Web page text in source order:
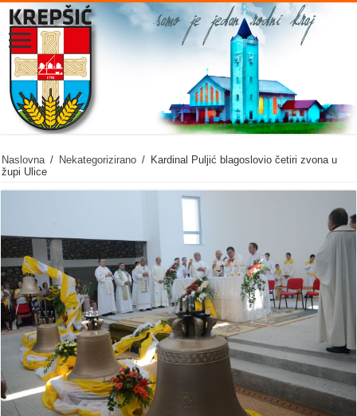
Naslovna / Nekategorizirano / Kardinal Puljić blagoslovio četiri zvona u
župi Ulice